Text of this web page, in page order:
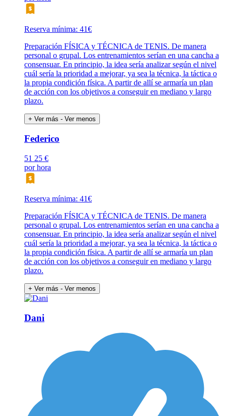
Reserva mínima: 41€
Preparación FÍSICA y TÉCNICA de TENIS. De manera
personal o grupal. Los entrenamientos serían en una cancha a
consensuar. En principio, la idea sería analizar según el nivel
cuál sería la prioridad a mejorar, ya sea la técnica, la táctica o
la propia condición física. A partir de allí se armaría un plan
de acción con los objetivos a conseguir en mediano y largo
plazo.
+ Ver más - Ver menos
Federico
51 25 €
por hora
Reserva mínima: 41€
Preparación FÍSICA y TÉCNICA de TENIS. De manera
personal o grupal. Los entrenamientos serían en una cancha a
consensuar. En principio, la idea sería analizar según el nivel
cuál sería la prioridad a mejorar, ya sea la técnica, la táctica o
la propia condición física. A partir de allí se armaría un plan
de acción con los objetivos a conseguir en mediano y largo
plazo.
+ Ver más - Ver menos
Dani